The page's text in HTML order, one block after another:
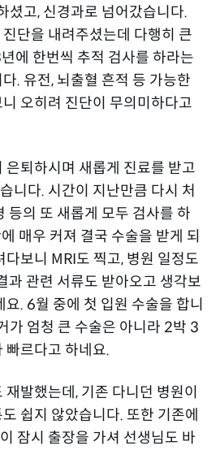
셨고, 신경과로 넘어갔습니다.
단을 내려주셨는데 다행히 큰
에 한번씩 추적 검사를 하라는
. 유전, 뇌출혈 흔적 등 가능한
오히려 진단이 무의미하다고
은퇴하시며 새롭게 진료를 받고
니다. 시간이 지난만큼 다시 처
등의 또 새롭게 모두 검사를 하
매우 커져 결국 수술을 받게 되
다보니 MRI도 찍고, 병원 일정도
과 관련 서류도 받아오고 생각보
. 6월 중에 첫 입원 수술을 합니
가 엄청 큰 수술은 아니라 2박 3
빠르다고 하네요.
발했는데, 기존 다니던 병원이
쉽지 않았습니다. 또한 기존에
잠시 출장을 가셔 선생님도 바